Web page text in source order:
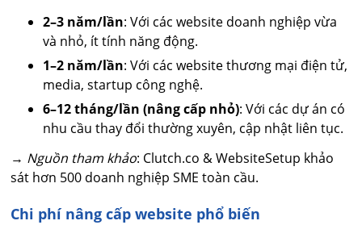
2–3 năm/lần: Với các website doanh nghiệp vừa
và nhỏ, ít tính năng động.
1–2 năm/lần: Với các website thương mại điện tử,
media, startup công nghệ.
6–12 tháng/lần (nâng cấp nhỏ): Với các dự án có
nhu cầu thay đổi thường xuyên, cập nhật liên tục.
→ Nguồn tham khảo: Clutch.co & WebsiteSetup khảo
sát hơn 500 doanh nghiệp SME toàn cầu.
Chi phí nâng cấp website phổ biến